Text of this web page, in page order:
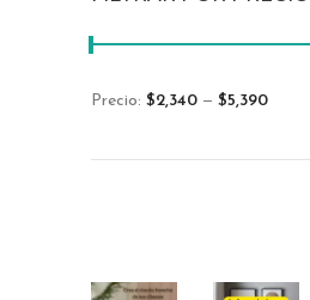
Precio: $2,340 — $5,390